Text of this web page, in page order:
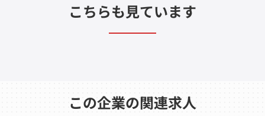
こちらも見ています
この企業の関連求人